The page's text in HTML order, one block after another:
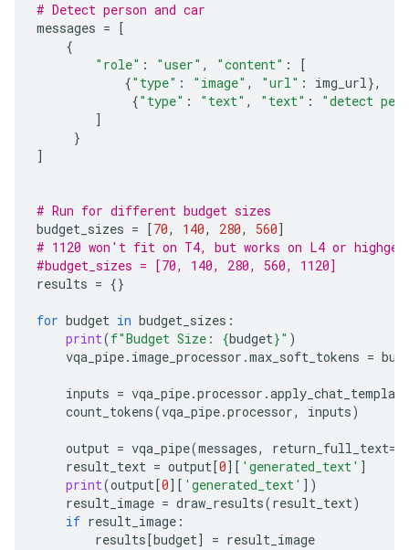
# Detect person and car
messages = [
{
"role" : "user" , "content" :
[
{"type" : "image" , "url" : img_url},
{"type" : "text" , "text" :
"detect
]
}
]
# Run for different budget sizes
budget_sizes = [70, 140, 280, 560]
# 1120 won't fit on T4, but works on L4 or highger
#budget_sizes = [70, 140, 280, 560, 1120]
results = {}
for budget in budget_sizes :
print(f"Budget Size: {budget}" )
vqa_pipe. image_processor .max_soft_tokens =
inputs = vqa_pipe.processor .apply_chat_template
count_tokens(vqa_pipe.processor, inputs)
output = vqa_pipe(messages, return_full_text=
result_text = output[0][ 'generated_text' ]
print(output[0][ 'generated_text' ])
result_image = draw_results(result_text)
if result_image :
results[budget] = result_image